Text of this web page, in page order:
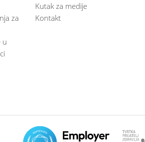
za
u
Kutak za medije
Kontakt